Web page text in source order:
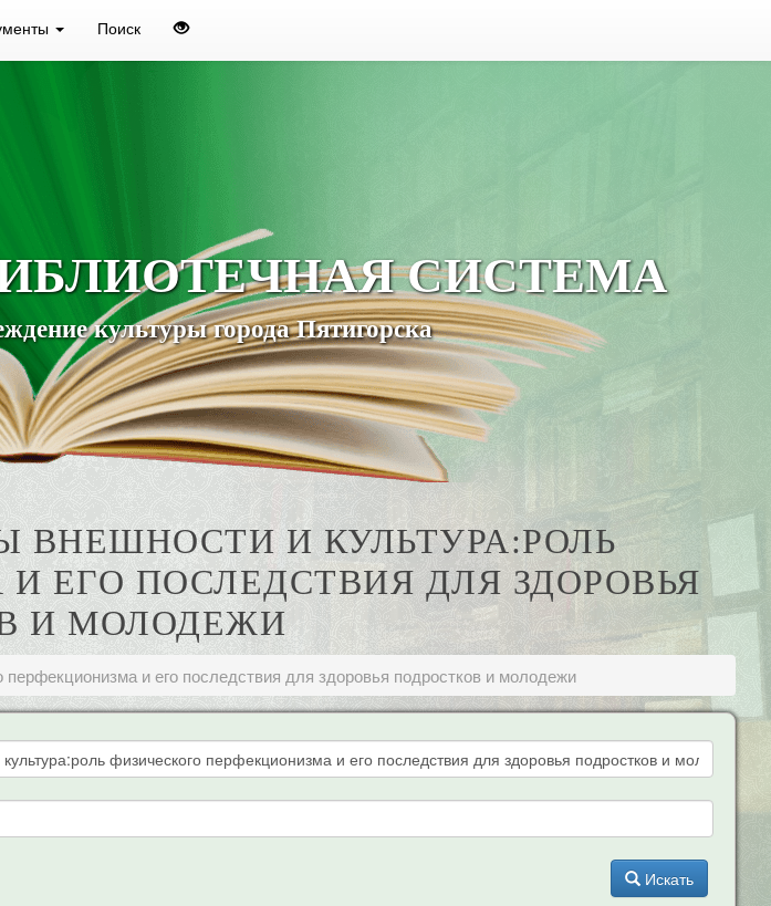
Поиск
СИСТЕМА
культуры города Пятигорска
ВНЕШНОСТИ И КУЛЬТУРА:РОЛЬ
ЕГО ПОСЛЕДСТВИЯ ДЛЯ ЗДОРОВЬЯ
И МОЛОДЕЖИ
и его последствия для здоровья подростков и молодежи
Искать